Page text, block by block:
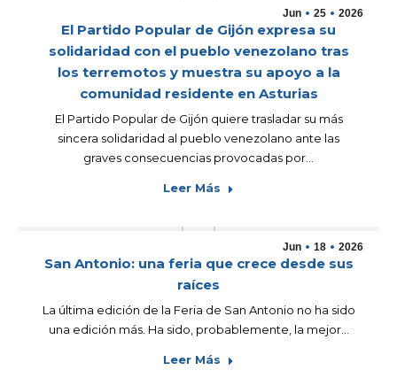
Jun 25 2026
El Partido Popular de Gijón expresa su
solidaridad con el pueblo venezolano tras
los terremotos y muestra su apoyo a la
comunidad residente en Asturias
El Partido Popular de Gijón quiere trasladar su más
sincera solidaridad al pueblo venezolano ante las
graves consecuencias provocadas por…
Leer Más
Jun 18 2026
San Antonio: una feria que crece desde sus
raíces
La última edición de la Feria de San Antonio no ha sido
una edición más. Ha sido, probablemente, la mejor…
Leer Más